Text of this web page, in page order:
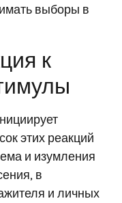
выборы в
к
этих реакций
и изумления
в
и личных